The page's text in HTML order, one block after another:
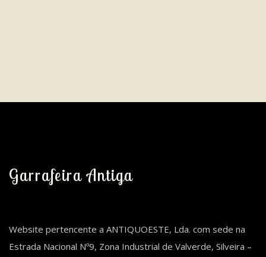
Garrafeira Antiga
Website pertencente a ANTIQUOESTE, Lda. com sede na
Estrada Nacional Nº9, Zona Industrial de Valverde, Silveira –